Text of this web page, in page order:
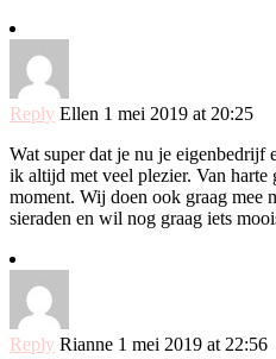
Reply Ellen 1 mei 2019 at 20:25
Wat super dat je nu je eigenbedrijf
ik altijd met veel plezier. Van
moment. Wij doen ook graag mee
sieraden en wil nog graag iets
Reply Rianne 1 mei 2019 at 22:56